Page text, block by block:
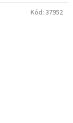
Kód: 37952